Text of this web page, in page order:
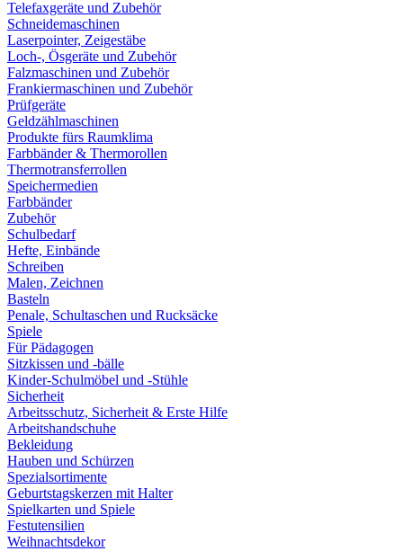
Telefaxgeräte und Zubehör
Schneidemaschinen
Laserpointer, Zeigestäbe
Loch-, Ösgeräte und Zubehör
Falzmaschinen und Zubehör
Frankiermaschinen und Zubehör
Prüfgeräte
Geldzählmaschinen
Produkte fürs Raumklima
Farbbänder & Thermorollen
Thermotransferrollen
Speichermedien
Farbbänder
Zubehör
Schulbedarf
Hefte, Einbände
Schreiben
Malen, Zeichnen
Basteln
Penale, Schultaschen und Rucksäcke
Spiele
Für Pädagogen
Sitzkissen und -bälle
Kinder-Schulmöbel und -Stühle
Sicherheit
Arbeitsschutz, Sicherheit & Erste Hilfe
Arbeitshandschuhe
Bekleidung
Hauben und Schürzen
Spezialsortimente
Geburtstagskerzen mit Halter
Spielkarten und Spiele
Festutensilien
Weihnachtsdekor